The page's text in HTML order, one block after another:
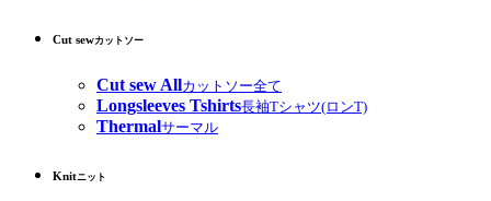
Cut sewカットソー
Cut sew Allカットソー全て
Longsleeves Tshirts長袖Tシャツ(ロンT)
Thermalサーマル
Knitニット